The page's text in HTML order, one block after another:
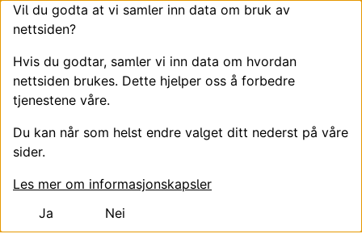
Vil du godta at vi samler inn data om bruk av
nettsiden?
Hvis du godtar, samler vi inn data om hvordan
nettsiden brukes. Dette hjelper oss å forbedre
tjenestene våre.
Du kan når som helst endre valget ditt nederst på våre
sider.
Les mer om informasjonskapsler
Ja
Nei